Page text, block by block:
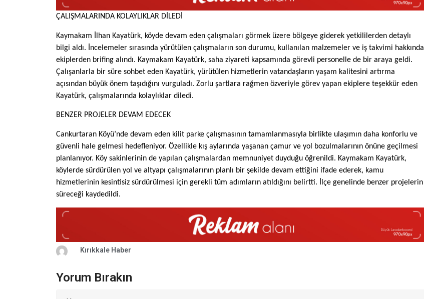
ÇALIŞMALARINDA KOLAYLIKLAR DİLEDİ
Kaymakam İlhan Kayatürk, köyde devam eden çalışmaları görmek üzere bölgeye giderek yetkililerden detaylı
bilgi aldı. İncelemeler sırasında yürütülen çalışmaların son durumu, kullanılan malzemeler ve iş takvimi hakkında
ekiplerden brifing alındı. Kaymakam Kayatürk, saha ziyareti kapsamında görevli personelle de bir araya geldi.
Çalışanlarla bir süre sohbet eden Kayatürk, yürütülen hizmetlerin vatandaşların yaşam kalitesini artırma
açısından büyük önem taşıdığını vurguladı. Zorlu şartlara rağmen özveriyle görev yapan ekiplere teşekkür eden
Kayatürk, çalışmalarında kolaylıklar diledi.
BENZER PROJELER DEVAM EDECEK
Cankurtaran Köyü’nde devam eden kilit parke çalışmasının tamamlanmasıyla birlikte ulaşımın daha konforlu ve
güvenli hale gelmesi hedefleniyor. Özellikle kış aylarında yaşanan çamur ve yol bozulmalarının önüne geçilmesi
planlanıyor. Köy sakinlerinin de yapılan çalışmalardan memnuniyet duyduğu öğrenildi. Kaymakam Kayatürk,
köylerde sürdürülen yol ve altyapı çalışmalarının planlı bir şekilde devam ettiğini ifade ederek, kamu
hizmetlerinin kesintisiz sürdürülmesi için gerekli tüm adımların atıldığını belirtti. İlçe genelinde benzer projelerin
süreceği kaydedildi.
Kırıkkale Haber
Yorum Bırakın